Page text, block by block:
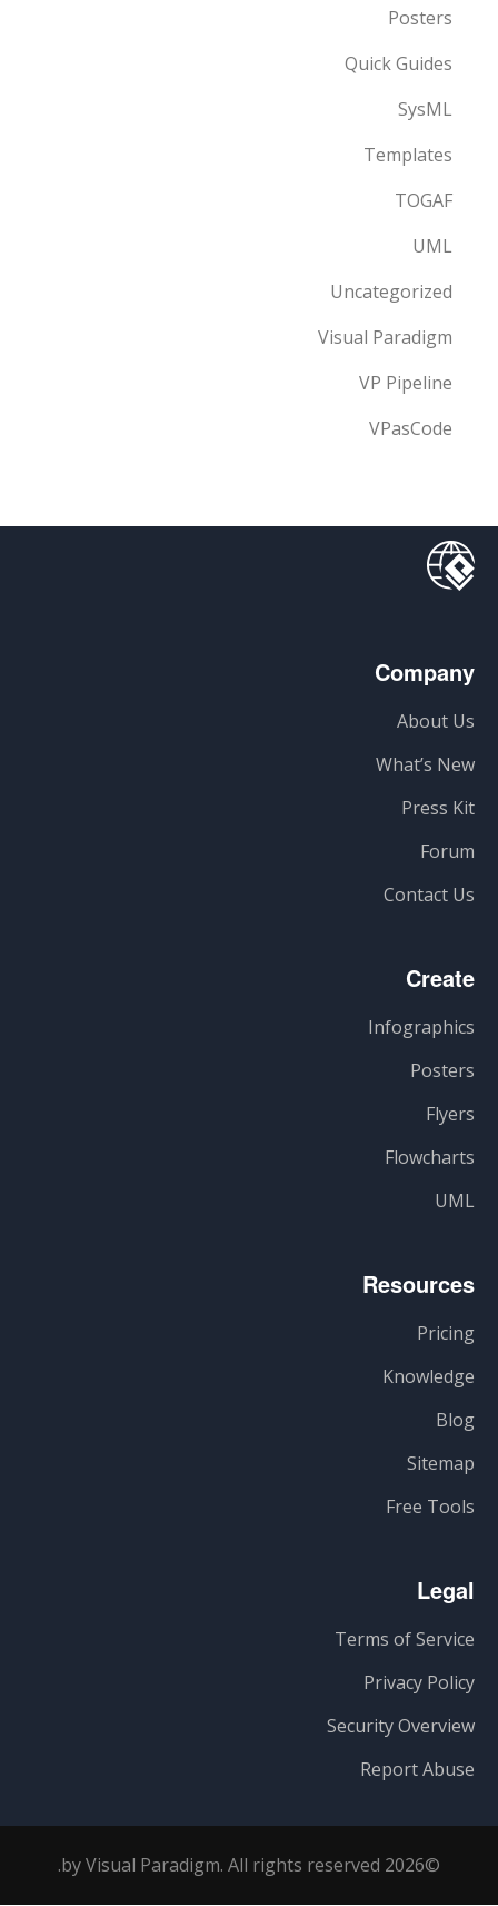
Posters
Quick Guides
SysML
Templates
TOGAF
UML
Uncategorized
Visual Paradigm
VP Pipeline
VPasCode
Company
About Us
What’s New
Press Kit
Forum
Contact Us
Create
Infographics
Posters
Flyers
Flowcharts
UML
Resources
Pricing
Knowledge
Blog
Sitemap
Free Tools
Legal
Terms of Service
Privacy Policy
Security Overview
Report Abuse
©2026 by Visual Paradigm. All rights reserved.